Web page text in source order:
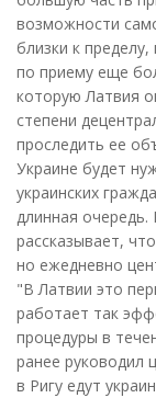
возможности
близки к
по приему еще
которую Латвия
степени
проследить ее
Украине будет
украинских
длинная очередь.
рассказывает,
но ежедневно
"В Латвии это
работает так
процедуры в
ранее руководил
в Ригу едут